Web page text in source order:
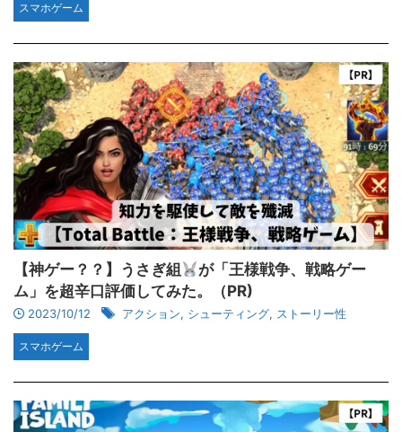
スマホゲーム
【神ゲー？？】うさぎ組
が「王様戦争、戦略ゲー
ム」を超辛口評価してみた。（PR)
2023/10/12 アクション, シューティング, ストーリー性
スマホゲーム